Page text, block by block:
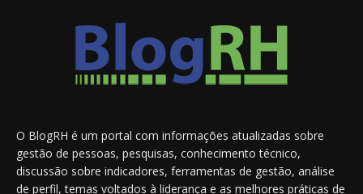
O BlogRH é um portal com informações atualizadas sobre
gestão de pessoas, pesquisas, conhecimento técnico,
discussão sobre indicadores, ferramentas de gestão, análise
de perfil, temas voltados à liderança e as melhores práticas de